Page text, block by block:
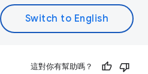
這對你有幫助嗎？